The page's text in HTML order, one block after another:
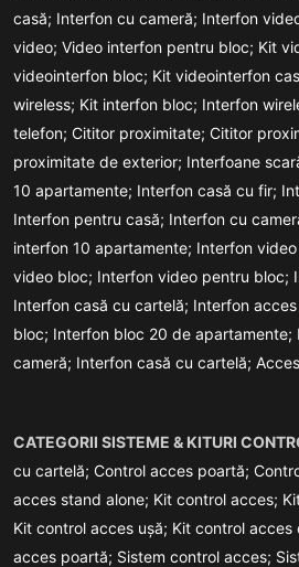
casă; Interfon cu cameră; Interfon
video; Video interfon pentru bloc; Kit
videointerfon bloc; Kit videointerfon
wireless; Kit interfon bloc; Interfon
telefon; Cititor proximitate; Cititor
proximitate de exterior; Interfoane
10 apartamente; Interfon casă cu fir;
Interfon pentru casă; Interfon cu
interfon 10 apartamente; Interfon
video bloc; Interfon video pentru bloc;
Interfon casă cu cartelă; Interfon
bloc; Interfon bloc 20 de apartamente;
cameră; Interfon casă cu cartelă;
CATEGORII SISTEME & KITURI
cu cartelă; Control acces poartă;
acces stand alone; Kit control acces;
Kit control acces ușă; Kit control acces
acces poartă; Sistem control acces;